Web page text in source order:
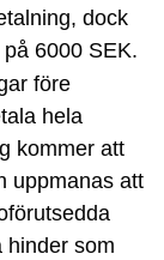
dock
6000 SEK.
före
hela
kommer att
uppmanas att
hinder som